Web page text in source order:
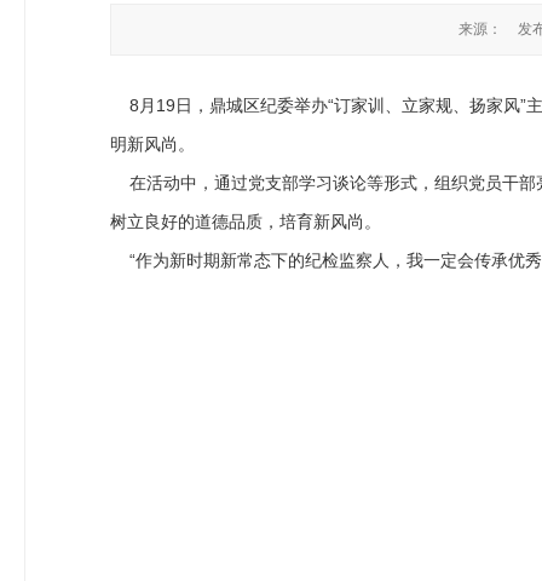
来源： 发
8月19日，鼎城区纪委举办“订家训、立家规、扬家风”
明新风尚。
在活动中，通过党支部学习谈论等形式，组织党员干
树立良好的道德品质，培育新风尚。
“作为新时期新常态下的纪检监察人，我一定会传承优